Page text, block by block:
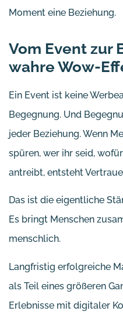
Moment eine Beziehung.
Vom Event zur
wahre Wow-
Ein Event ist keine
Begegnung. Und
jeder Beziehung. Wenn
spüren, wer ihr seid,
antreibt, entsteht
Das ist die eigentliche
Es bringt Menschen
menschlich.
Langfristig erfolgreiche
als Teil eines größeren
Erlebnisse mit digitaler